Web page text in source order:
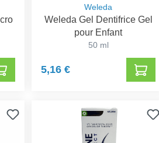
Weleda
Weleda Gel Dentifrice Gel
pour Enfant
50 ml
5,16 €